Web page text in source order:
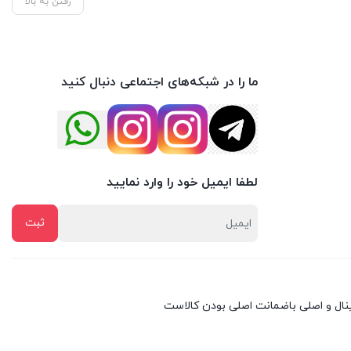
ما را در شبکه‌های اجتماعی دنبال کنید
لطفا ایمیل خود را وارد نمایید